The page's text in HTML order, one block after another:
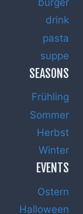
drink
pasta
suppe
SEASONS
Frühling
Sommer
Herbst
Winter
EVENTS
Ostern
Halloween